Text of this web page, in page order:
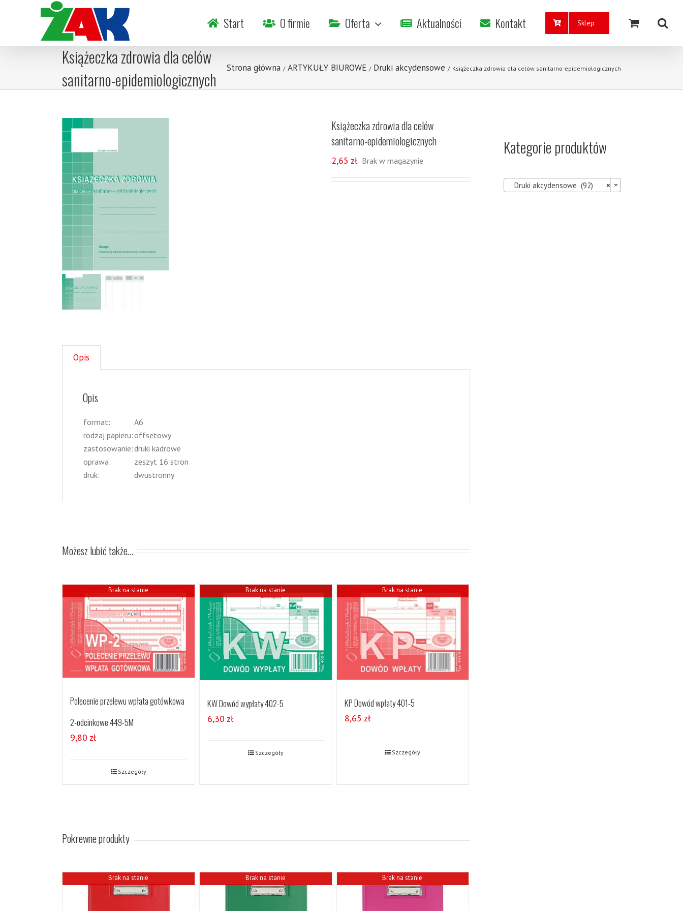
Start O firmie Oferta Aktualności Kontakt Sklep
Książeczka zdrowia dla celów
sanitarno-epidemiologicznych
Strona główna / ARTYKUŁY BIUROWE / Druki akcydensowe / Książeczka zdrowia dla celów sanitarno-epidemiologicznych
Książeczka zdrowia dla celów
sanitarno-epidemiologicznych
2,65 zł Brak w magazynie
Opis
Opis
format:
A6
rodzaj papieru:offsetowy
zastosowanie:druki kadrowe
oprawa:
zeszyt 16 stron
druk:
dwustronny
Możesz lubić także…
Brak na stanie
Polecenie przelewu wpłata gotówkowa
2-odcinkowe 449-5M
9,80 zł
Szczegóły
Brak na stanie
KW Dowód wypłaty 402-5
6,30 zł
Szczegóły
Brak na stanie
KP Dowód wpłaty 401-5
8,65 zł
Szczegóły
Pokrewne produkty
Brak na stanie Brak na stanie Brak na stanie
Kategorie produktów
×
Druki akcydensowe (92)